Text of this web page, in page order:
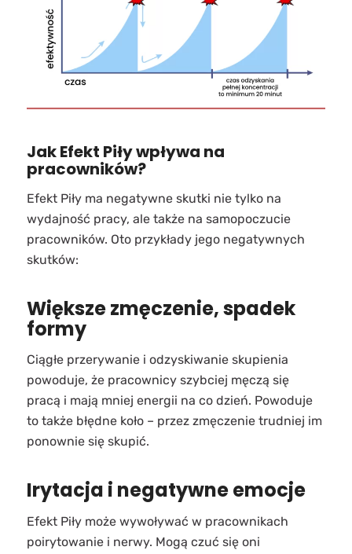
Jak Efekt Piły wpływa na
pracowników?
Efekt Piły ma negatywne skutki nie tylko na
wydajność pracy, ale także na samopoczucie
pracowników. Oto przykłady jego negatywnych
skutków:
Większe zmęczenie, spadek
formy
Ciągłe przerywanie i odzyskiwanie skupienia
powoduje, że pracownicy szybciej męczą się
pracą i mają mniej energii na co dzień. Powoduje
to także błędne koło – przez zmęczenie trudniej im
ponownie się skupić.
Irytacja i negatywne emocje
Efekt Piły może wywoływać w pracownikach
poirytowanie i nerwy. Mogą czuć się oni